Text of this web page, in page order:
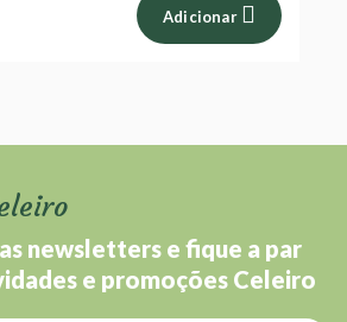
Adicionar
newsletters e fique a par
e promoções Celeiro